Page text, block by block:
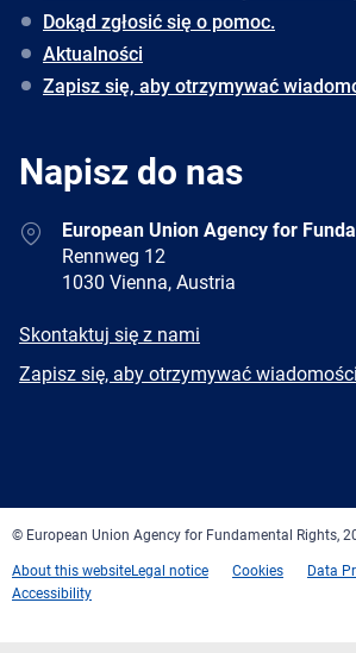
Dokąd zgłosić się o pomoc.
Aktualności
Zapisz się, aby otrzymywać
Napisz do nas
AddressEuropean Union Agency for
Rennweg 12
1030 Vienna, Austria
E-
Skontaktuj się z nami
Newsletter
Zapisz się, aby otrzymywać
© European Union Agency for Fundamental Rights,
About this websiteLegal notice Cookies
Data
Accessibility